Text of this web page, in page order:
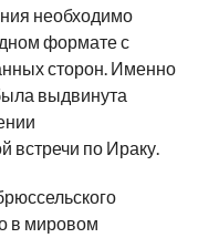
необходимо
формате с
сторон. Именно
выдвинута
встречи по Ираку.
в мировом